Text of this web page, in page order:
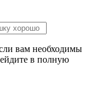
вам необходимы
в полную